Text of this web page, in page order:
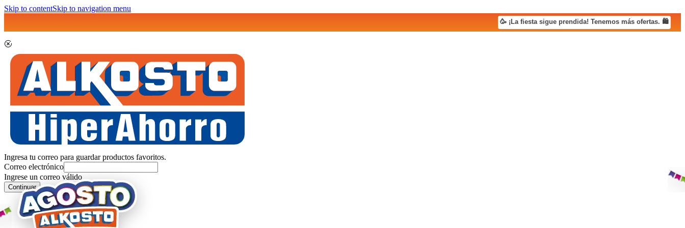
Skip to contentSkip to navigation menu
🥳 ¡La fiesta sigue prendida! Tenemos más ofertas. 🛍️
Ingresa tu correo para guardar productos favoritos.
Correo electrónico
Ingrese un correo válido
Continuar